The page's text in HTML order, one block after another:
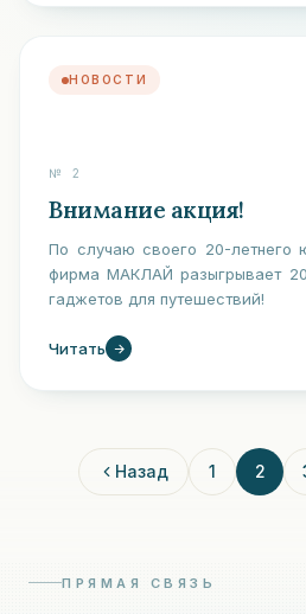
НОВОСТИ
№2
Внимание акция!
По случаю своего 20-летнего
фирма МАКЛАЙ разыгрывает 20
гаджетов для путешествий!
Читать
Назад 1 2
ПРЯМАЯ СВЯЗЬ